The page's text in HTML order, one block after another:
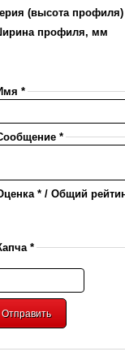
(высота профиля)
профиля, мм
*
*
* / Общий
*